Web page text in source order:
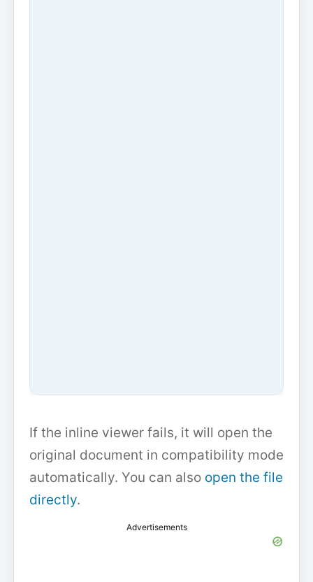
If the inline viewer fails, it will open the
original document in compatibility mode
automatically. You can also open the file
directly.
Advertisements